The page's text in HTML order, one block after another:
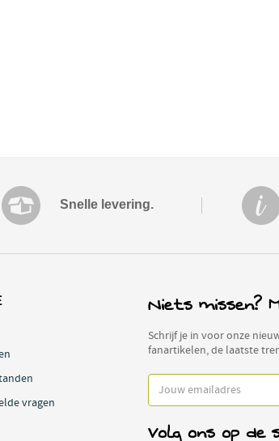
Snelle levering.
vragen
Niets missen?
Schrijf je in voor onze
fanartikelen, de laatste
Volg ons op de